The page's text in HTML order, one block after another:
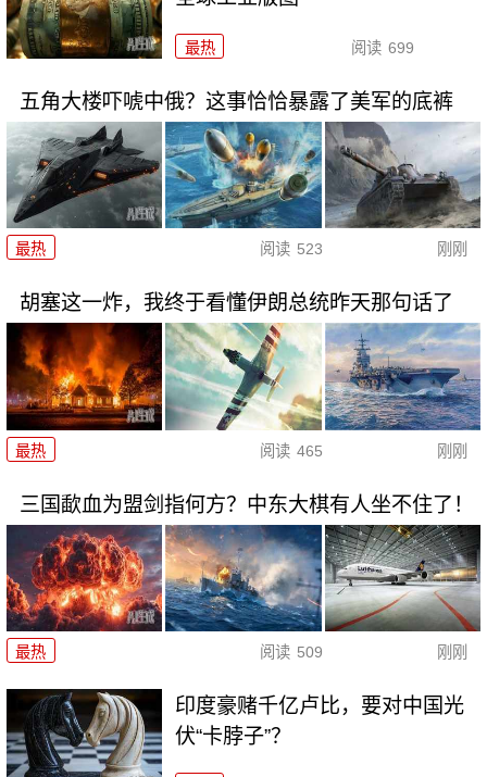
最热 阅读 699
五角大楼吓唬中俄？这事恰恰暴露了美军的底裤
最热 阅读 523 刚刚
胡塞这一炸，我终于看懂伊朗总统昨天那句话了
最热 阅读 465 刚刚
三国歃血为盟剑指何方？中东大棋有人坐不住了！
最热 阅读 509 刚刚
印度豪赌千亿卢比，要对中国光
伏“卡脖子”？